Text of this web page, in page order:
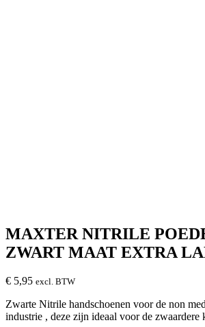
MAXTER NITRILE
ZWART MAAT EXTRA
€ 5,95 excl. BTW
Zwarte Nitrile handschoenen voor de non
industrie , deze zijn ideaal voor de zwaardere